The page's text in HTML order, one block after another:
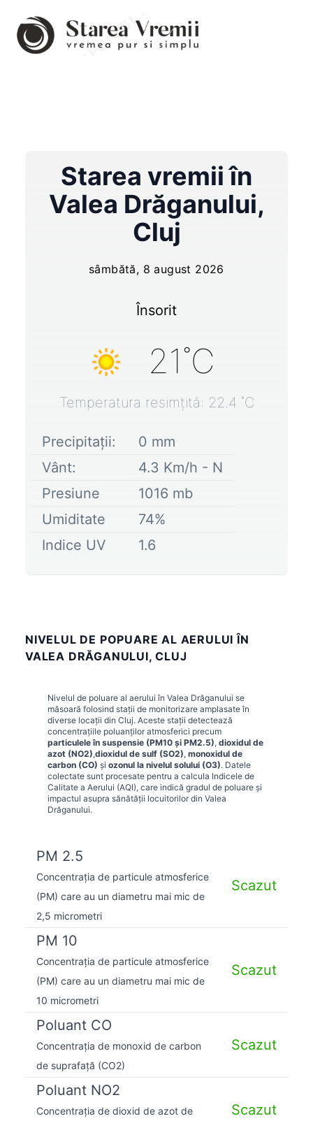
Starea vremii în
Valea Drăganului,
Cluj
sâmbătă, 8 august 2026
Însorit
21˚C
Temperatura resimțită: 22.4 ˚C
Precipitații: 0 mm
Vânt:
4.3 Km/h - N
Presiune
1016 mb
Umiditate
74%
Indice UV
1.6
NIVELUL DE POPUARE AL AERULUI ÎN
VALEA DRĂGANULUI, CLUJ
Nivelul de poluare al aerului în Valea Drăganului se
măsoară folosind stații de monitorizare amplasate în
diverse locații din Cluj. Aceste stații detectează
concentrațiile poluanților atmosferici precum
particulele în suspensie (PM10 și PM2.5), dioxidul de
azot (NO2),dioxidul de sulf (SO2), monoxidul de
carbon (CO) și ozonul la nivelul solului (O3). Datele
colectate sunt procesate pentru a calcula Indicele de
Calitate a Aerului (AQI), care indică gradul de poluare și
impactul asupra sănătății locuitorilor din Valea
Drăganului.
PM 2.5
Concentrația de particule atmosferice
(PM) care au un diametru mai mic de
2,5 micrometri
Scazut
PM 10
Concentrația de particule atmosferice
(PM) care au un diametru mai mic de
10 micrometri
Scazut
Poluant CO
Concentrația de monoxid de carbon
de suprafață (CO2)
Scazut
Poluant NO2
Concentrația de dioxid de azot de
Scazut